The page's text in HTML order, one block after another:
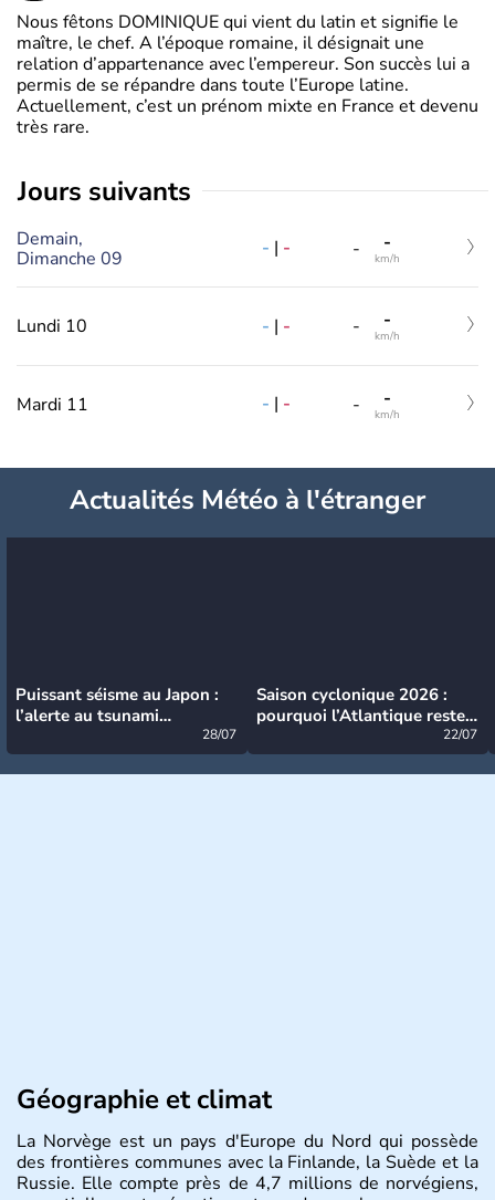
Nous fêtons DOMINIQUE qui vient du latin et signifie le
maître, le chef. A l’époque romaine, il désignait une
relation d’appartenance avec l’empereur. Son succès lui a
permis de se répandre dans toute l’Europe latine.
Actuellement, c’est un prénom mixte en France et devenu
très rare.
jours suivants
Demain,
Dimanche 09
- | - - -
km/h
Lundi 10 - | - - -
km/h
Mardi 11 - | - - -
km/h
Actualités Météo à l'étranger
Puissant séisme au Japon :
l’alerte au tsunami
28/07
Saison cyclonique 2026 :
pourquoi l’Atlantique reste
22/07
Géographie et climat
La Norvège est un pays d'Europe du Nord qui possède
des frontières communes avec la Finlande, la Suède et la
Russie. Elle compte près de 4,7 millions de norvégiens,